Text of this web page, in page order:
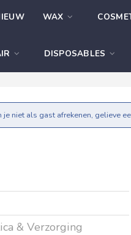
WAX
DISPOSABLES
je niet als gast afrekenen, gelieve
& Verzorging